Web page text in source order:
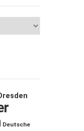
Deutsche